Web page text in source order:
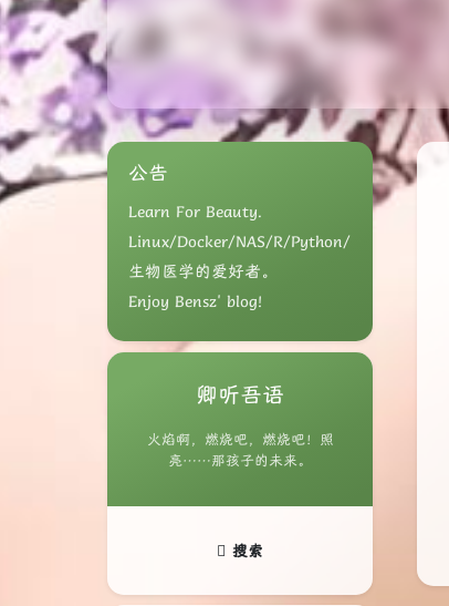
公告
Learn For Beauty.
Linux/Docker/NAS/R/Python/
生物医学的爱好者。
Enjoy Bensz' blog!
卿听吾语
火焰啊，燃烧吧，燃烧吧！照
亮……那孩子的未来。
搜索